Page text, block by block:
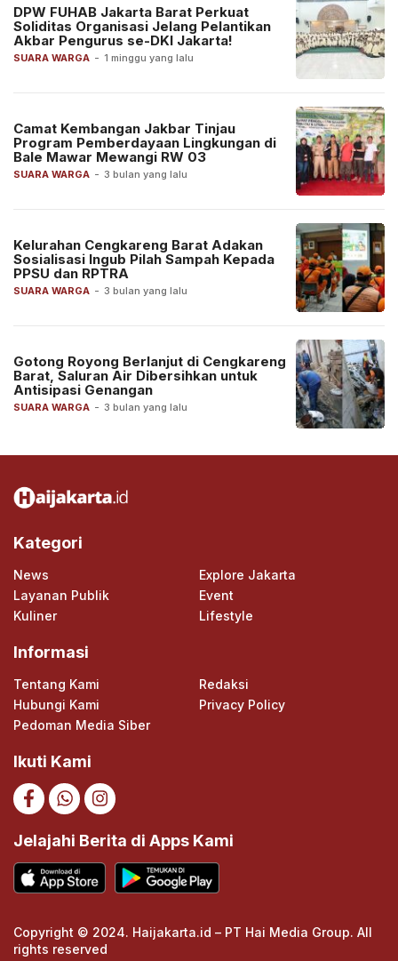
SUARA WARGA - 1 minggu yang lalu
DPW FUHAB Jakarta Barat Perkuat
Soliditas Organisasi Jelang Pelantikan
Akbar Pengurus se-DKI Jakarta!
SUARA WARGA - 3 bulan yang lalu
Camat Kembangan Jakbar Tinjau
Program Pemberdayaan Lingkungan di
Bale Mawar Mewangi RW 03
SUARA WARGA - 3 bulan yang lalu
Kelurahan Cengkareng Barat Adakan
Sosialisasi Ingub Pilah Sampah Kepada
PPSU dan RPTRA
SUARA WARGA - 3 bulan yang lalu
Gotong Royong Berlanjut di Cengkareng
Barat, Saluran Air Dibersihkan untuk
Antisipasi Genangan
Kategori
News
Explore Jakarta
Layanan Publik
Event
Kuliner
Lifestyle
Informasi
Tentang Kami
Redaksi
Hubungi Kami
Privacy Policy
Pedoman Media Siber
Ikuti Kami
Jelajahi Berita di Apps Kami
Copyright © 2024. Haijakarta.id – PT Hai Media Group. All
rights reserved